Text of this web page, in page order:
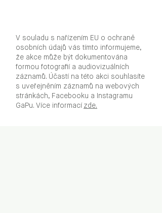
V souladu s nařízením EU o ochraně
osobních údajů vás tímto informujeme,
že akce může být dokumentována
formou fotografií a audiovizuálních
záznamů. Účastí na této akci souhlasíte
s uveřejněním záznamů na webových
stránkách, Facebooku a Instagramu
GaPu. Více informací zde.